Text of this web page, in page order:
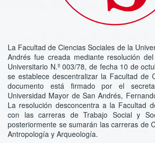
La Facultad de Ciencias Sociales de la
Andrés fue creada mediante resolución
Universitario N.º 003/78, de fecha 10 de
se establece descentralizar la Facultad de
documento está firmado por el
Universidad Mayor de San Andrés,
La resolución desconcentra a la Facultad
con las carreras de Trabajo Social y
posteriormente se sumarán las carreras de
Antropología y Arqueología.